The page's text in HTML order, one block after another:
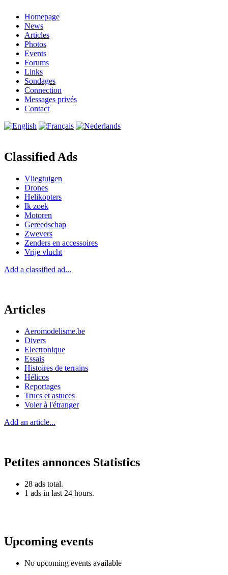
Homepage
News
Articles
Photos
Events
Forums
Links
Sondages
Connection
Messages privés
Contact
Classified Ads
Vliegtuigen
Drones
Helikopters
Ik zoek
Motoren
Gereedschap
Zwevers
Zenders en accessoires
Vrije vlucht
Add a classified ad...
Articles
Aeromodelisme.be
Divers
Electronique
Essais
Histoires de terrains
Hélicos
Reportages
Trucs et astuces
Voler à l'étranger
Add an article...
Petites annonces Statistics
28 ads total.
1 ads in last 24 hours.
Upcoming events
No upcoming events available